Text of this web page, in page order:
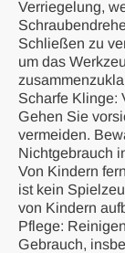
Verriegelung,
Schließen zu
um das
Scharfe Klinge:
Gehen Sie
vermeiden.
Nichtgebrauch
Von Kindern
ist kein
von Kindern
Pflege:
Gebrauch,